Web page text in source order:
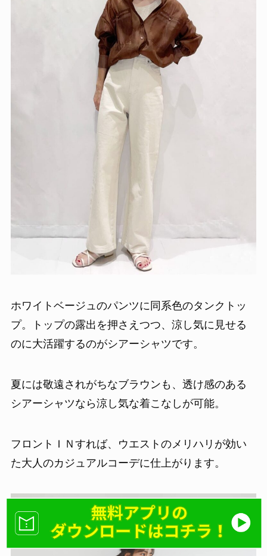
ホワイトベージュのパンツに同系色のタンクトッ
プ。トップの露出を押さえつつ、涼し気に見せる
のに大活躍するのがシアーシャツです。
夏には敬遠されがちなブラウンも、透け感のある
シアーシャツなら涼し気な着こなしが可能。
フロントＩＮすれば、ウエストのメリハリが効い
た大人のカジュアルコーデに仕上がります。